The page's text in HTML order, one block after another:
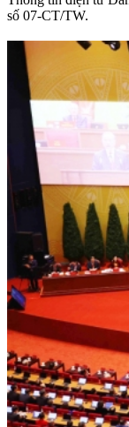
số 07-CT/TW.